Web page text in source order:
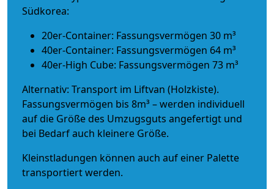
Südkorea:
20er-Container: Fassungsvermögen 30 m³
40er-Container: Fassungsvermögen 64 m³
40er-High Cube: Fassungsvermögen 73 m³
Alternativ: Transport im Liftvan (Holzkiste).
Fassungsvermögen bis 8m³ – werden individuell
auf die Größe des Umzugsguts angefertigt und
bei Bedarf auch kleinere Größe.
Kleinstladungen können auch auf einer Palette
transportiert werden.